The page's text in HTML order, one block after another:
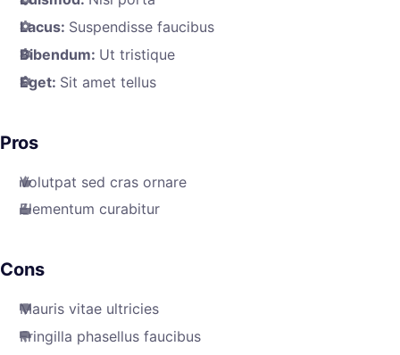
Lacus: Suspendisse faucibus
Bibendum: Ut tristique
Eget: Sit amet tellus
Pros
Volutpat sed cras ornare
Elementum curabitur
Cons
Mauris vitae ultricies
Fringilla phasellus faucibus